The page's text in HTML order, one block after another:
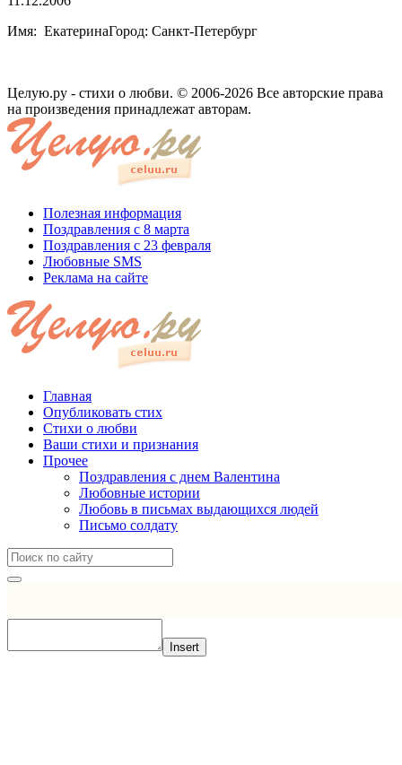
Имя: ЕкатеринаГород: Санкт-Петербург
Целую.ру - стихи о любви. © 2006-2026 Все авторские права
на произведения принадлежат авторам.
Полезная информация
Поздравления с 8 марта
Поздравления с 23 февраля
Любовные SMS
Реклама на сайте
Главная
Опубликовать стих
Стихи о любви
Ваши стихи и признания
Прочее
Поздравления с днем Валентина
Любовные истории
Любовь в письмах выдающихся людей
Письмо солдату
Insert